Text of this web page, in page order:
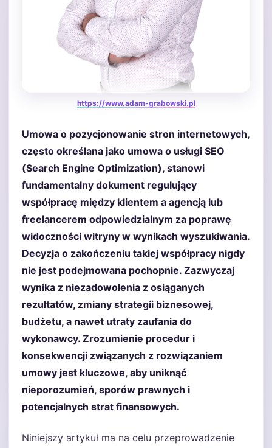
https://www.adam-grabowski.pl
Umowa o pozycjonowanie stron internetowych,
często określana jako umowa o usługi SEO
(Search Engine Optimization), stanowi
fundamentalny dokument regulujący
współpracę między klientem a agencją lub
freelancerem odpowiedzialnym za poprawę
widoczności witryny w wynikach wyszukiwania.
Decyzja o zakończeniu takiej współpracy nigdy
nie jest podejmowana pochopnie. Zazwyczaj
wynika z niezadowolenia z osiąganych
rezultatów, zmiany strategii biznesowej,
budżetu, a nawet utraty zaufania do
wykonawcy. Zrozumienie procedur i
konsekwencji związanych z rozwiązaniem
umowy jest kluczowe, aby uniknąć
nieporozumień, sporów prawnych i
potencjalnych strat finansowych.
Niniejszy artykuł ma na celu przeprowadzenie